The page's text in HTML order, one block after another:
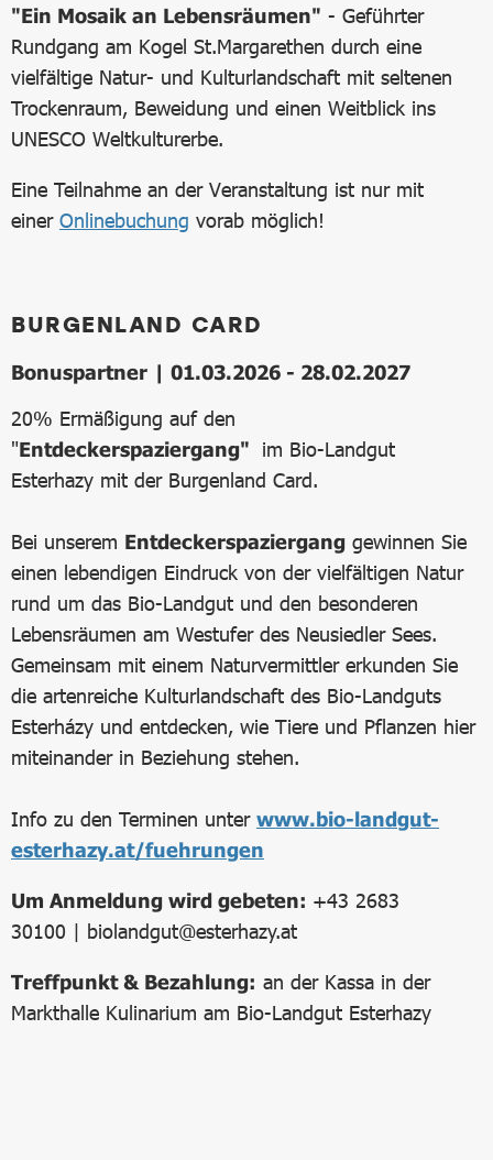
"Ein Mosaik an Lebensräumen" - Geführter
Rundgang am Kogel St.Margarethen durch eine
vielfältige Natur- und Kulturlandschaft mit seltenen
Trockenraum, Beweidung und einen Weitblick ins
UNESCO Weltkulturerbe.
Eine Teilnahme an der Veranstaltung ist nur mit
einer Onlinebuchung vorab möglich!
BURGENLAND CARD
Bonuspartner | 01.03.2026 - 28.02.2027
20% Ermäßigung auf den
"Entdeckerspaziergang" im Bio-Landgut
Esterhazy mit der Burgenland Card.
Bei unserem Entdeckerspaziergang gewinnen Sie
einen lebendigen Eindruck von der vielfältigen Natur
rund um das Bio-Landgut und den besonderen
Lebensräumen am Westufer des Neusiedler Sees.
Gemeinsam mit einem Naturvermittler erkunden Sie
die artenreiche Kulturlandschaft des Bio-Landguts
Esterházy und entdecken, wie Tiere und Pflanzen hier
miteinander in Beziehung stehen.
Info zu den Terminen unter www.bio-landgut-
esterhazy.at/fuehrungen
Um Anmeldung wird gebeten: +43 2683
30100 | biolandgut@esterhazy.at
Treffpunkt & Bezahlung: an der Kassa in der
Markthalle Kulinarium am Bio-Landgut Esterhazy